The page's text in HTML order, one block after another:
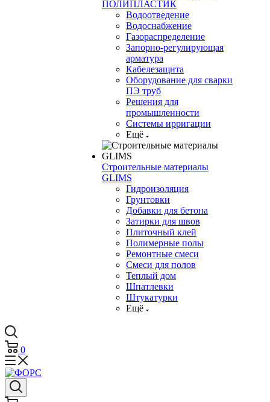
ПОЛИПЛАСТИК
Водоотведение
Водоснабжение
Газораспределение
Запорно-регулирующая
арматура
Кабелезащита
Оборудование для сварки
ПЭ труб
Решения для
промышленности
Системы ирригации
Ещё
Строительные материалы
GLIMS
Гидроизоляция
Грунтовки
Добавки для бетона
Затирки для швов
Плиточный клей
Полимерные полы
Ремонтные смеси
Смеси для полов
Теплый дом
Шпатлевки
Штукатурки
Ещё
0